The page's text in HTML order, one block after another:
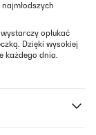
opłukać
Dzięki wysokiej
każdego dnia.